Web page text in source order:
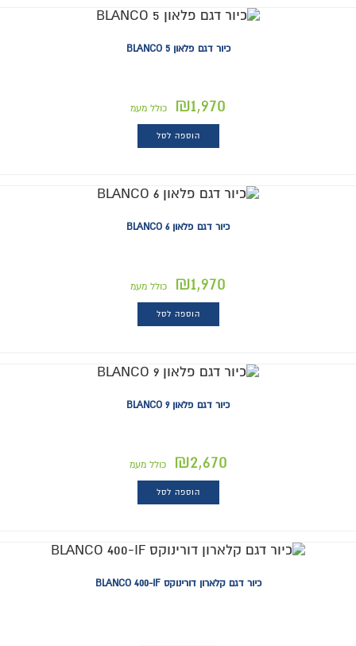
כיור דגם פלאון BLANCO 5
₪1,970 כולל מעמ
הוספה לסל
כיור דגם פלאון BLANCO 6
₪1,970 כולל מעמ
הוספה לסל
כיור דגם פלאון BLANCO 9
₪2,670 כולל מעמ
הוספה לסל
כיור דגם קלארון דורינוקס BLANCO 400-IF